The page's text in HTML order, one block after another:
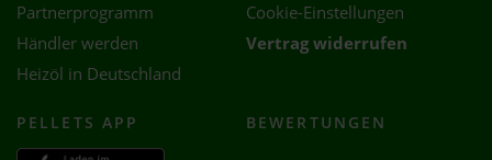
Partnerprogramm
Händler werden
Heizöl in Deutschland
Cookie-Einstellungen
Vertrag widerrufen
PELLETS APP BEWERTUNGEN